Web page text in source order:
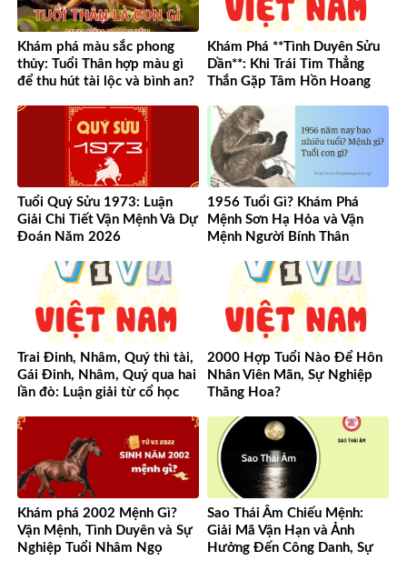
Khám phá màu sắc phong
thủy: Tuổi Thân hợp màu gì
để thu hút tài lộc và bình an?
Khám Phá **Tình Duyên Sửu
Dần**: Khi Trái Tim Thẳng
Thắn Gặp Tâm Hồn Hoang
Tuổi Quý Sửu 1973: Luận
Giải Chi Tiết Vận Mệnh Và Dự
Đoán Năm 2026
1956 Tuổi Gì? Khám Phá
Mệnh Sơn Hạ Hỏa và Vận
Mệnh Người Bính Thân
Trai Đinh, Nhâm, Quý thì tài,
Gái Đinh, Nhâm, Quý qua hai
lần đò: Luận giải từ cổ học
2000 Hợp Tuổi Nào Để Hôn
Nhân Viên Mãn, Sự Nghiệp
Thăng Hoa?
Khám phá 2002 Mệnh Gì?
Vận Mệnh, Tình Duyên và Sự
Nghiệp Tuổi Nhâm Ngọ
Sao Thái Âm Chiếu Mệnh:
Giải Mã Vận Hạn và Ảnh
Hưởng Đến Công Danh, Sự